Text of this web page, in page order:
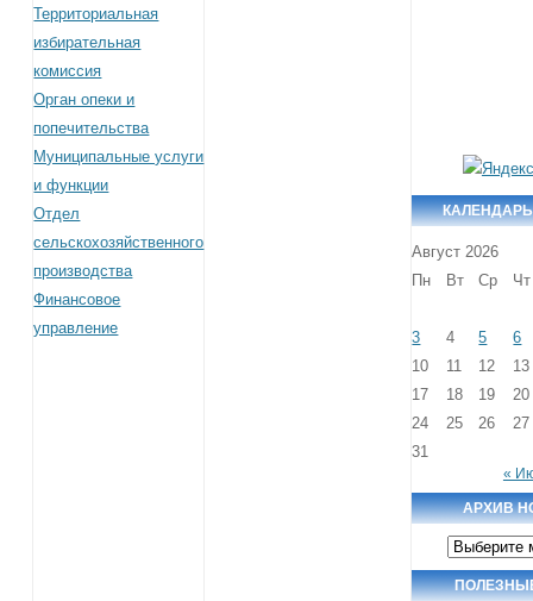
Территориальная
избирательная
комиссия
Орган опеки и
попечительства
Муниципальные услуги
и функции
Отдел
сельскохозяйственного
производства
Финансовое
управление
Август 2026
Пн
Вт Ср Чт
3 4 5
6
10
11 12
13
17
18 19
20
24
25 26
27
31
«
АРХИВ
Архив
новостей